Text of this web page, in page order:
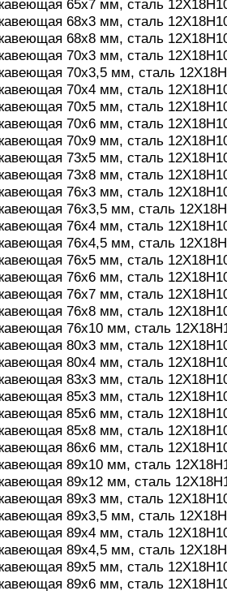
65х7 мм, сталь
68х3 мм, сталь
68х8 мм, сталь
70х3 мм, сталь
70х3,5 мм, сталь
70х4 мм, сталь
70х5 мм, сталь
70х6 мм, сталь
70х9 мм, сталь
73х5 мм, сталь
73х8 мм, сталь
76х3 мм, сталь
76х3,5 мм, сталь
76х4 мм, сталь
76х4,5 мм, сталь
76х5 мм, сталь
76х6 мм, сталь
76х7 мм, сталь
76х8 мм, сталь
76х10 мм, сталь
80х3 мм, сталь
80х4 мм, сталь
83х3 мм, сталь
85х3 мм, сталь
85х6 мм, сталь
85х8 мм, сталь
86х6 мм, сталь
89х10 мм, сталь
89х12 мм, сталь
89х3 мм, сталь
89х3,5 мм, сталь
89х4 мм, сталь
89х4,5 мм, сталь
89х5 мм, сталь
89х6 мм, сталь